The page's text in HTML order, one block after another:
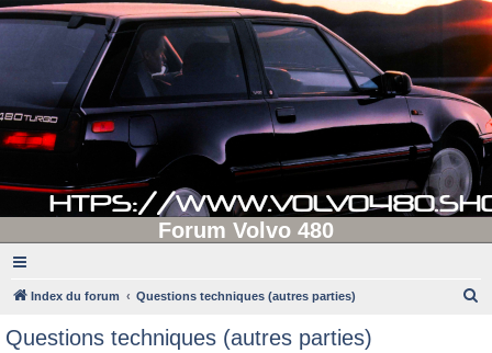
Forum Volvo 480
Index du forum Questions techniques (autres parties)
Questions techniques (autres parties)